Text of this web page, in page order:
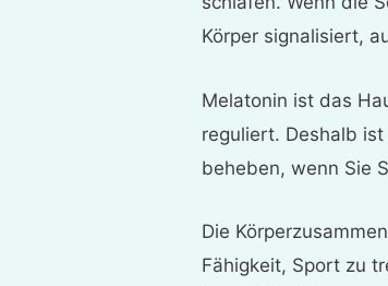
Körper signalisiert,
Melatonin ist das
reguliert. Deshalb
beheben, wenn Sie
Die
Fähigkeit, Sport zu